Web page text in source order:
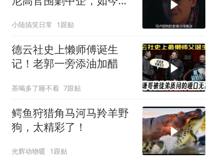
小陆搞笑日常 1跟贴
德云社史上懒师傅诞生
记！老郭一旁添油加醋
茶喝多了睡不着 7跟贴
鳄鱼狩猎角马河马羚羊野
狗，太精彩了！
光辉动物暖 1跟贴